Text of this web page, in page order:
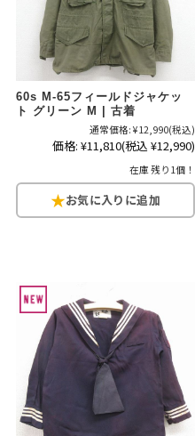
スタッフコーディネート
ご利用案内
お客様の声
レビュー1万件突破
お気に入りリスト
会員登録
メルマガ登録
会社概要
プライバシーポリシー
お問い合わせ
60s M-65フィールドジャケッ
ト グリーン M | 古着
通常価格: ¥12,990(税込)
価格: ¥11,810(税込 ¥12,990)
在庫 残り1個！